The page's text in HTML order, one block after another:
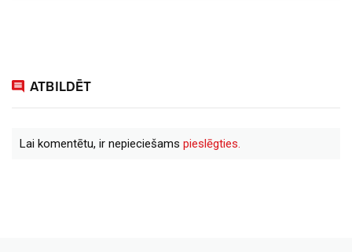
ATBILDĒT
Lai komentētu, ir nepieciešams pieslēgties.